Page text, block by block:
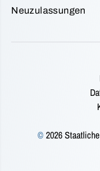
Neuzulassungen
©2026